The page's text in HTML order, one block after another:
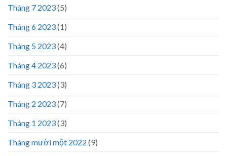
Tháng 7 2023(5)
Tháng 6 2023(1)
Tháng 5 2023(4)
Tháng 4 2023(6)
Tháng 3 2023(3)
Tháng 2 2023(7)
Tháng 1 2023(3)
Tháng mười một 2022 (9)